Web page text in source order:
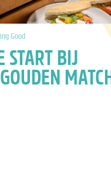
Good
START BIJ